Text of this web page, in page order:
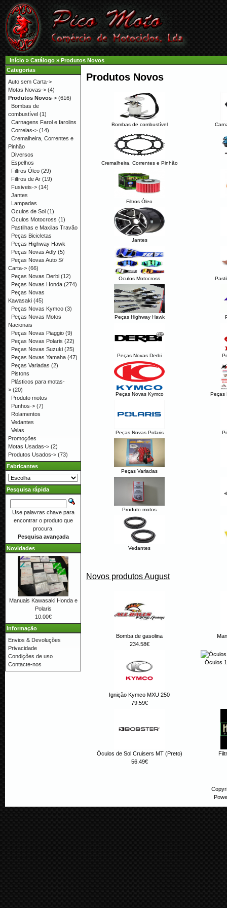
Início » Catálogo » Produtos Novos
Produtos Novos
Bombas de combustível
Cremalheira, Correntes e Pinhão
Filtros Óleo
Jantes
Oculos Motocross
Peças Highway Hawk
Peças Novas Derbi
Peças Novas Kymco Peças
Peças Novas Polaris
Peças Variadas
Produto motos
Vedantes
Novos produtos August
Bomba de gasolina
234.58€
Ignição Kymco MXU 250
79.59€
Óculos
Óculos de Sol Cruisers MT (Preto)
56.49€
Categorias
Auto sem Carta->
Motas Novas-> (4)
Produtos Novos-> (616)
Bombas de
combustível (1)
Carnagens Farol e farolins
Correias-> (14)
Cremalheira, Correntes e
Pinhão
Diversos
Espelhos
Filtros Óleo (29)
Filtros de Ar (19)
Fusiveis-> (14)
Jantes
Lampadas
Oculos de Sol (1)
Oculos Motocross (1)
Pastilhas e Maxilas Travão
Peças Bicicletas
Peças Highway Hawk
Peças Novas Adly (5)
Peças Novas Auto S/
Carta-> (66)
Peças Novas Derbi (12)
Peças Novas Honda (274)
Peças Novas
Kawasaki (45)
Peças Novas Kymco (3)
Peças Novas Motos
Nacionais
Peças Novas Piaggio (9)
Peças Novas Polaris (22)
Peças Novas Suzuki (25)
Peças Novas Yamaha (47)
Peças Variadas (2)
Pistons
Plásticos para motas-
> (20)
Produto motos
Punhos-> (7)
Rolamentos
Vedantes
Velas
Promoções
Motas Usadas-> (2)
Produtos Usados-> (73)
Fabricantes
Pesquisa rápida
Use palavras chave para
encontrar o produto que
procura.
Pesquisa avançada
Novidades
Manuais Kawasaki Honda e
Polaris
10.00€
Informação
Envios & Devoluções
Privacidade
Condições de uso
Contacte-nos